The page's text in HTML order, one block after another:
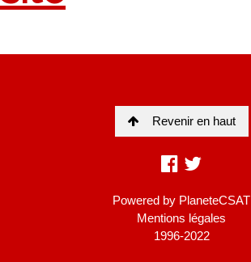
Revenir en haut
Powered by PlaneteCSAT
Mentions légales
1996-2022